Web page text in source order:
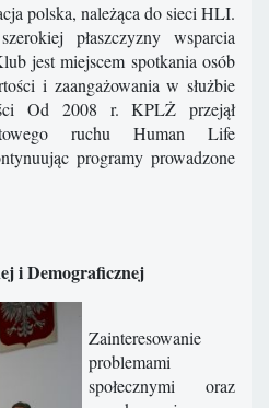
polska, należąca do sieci HLI.
płaszczyzny wsparcia
jest miejscem spotkania osób
i zaangażowania w służbie
Od 2008 r. KPLŻ przejął
ruchu Human Life
programy prowadzone
i Demograficznej
Zainteresowanie
problemami
społecznymi oraz